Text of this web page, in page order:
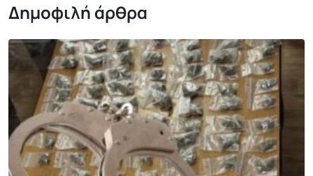
Δημοφιλή άρθρα